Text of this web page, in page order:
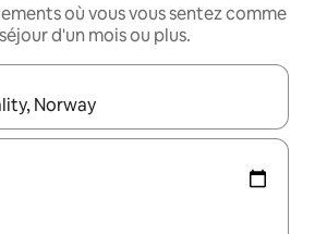
où vous vous sentez comme
d'un mois ou plus.
s'affichent, utilisez les flèches vers le